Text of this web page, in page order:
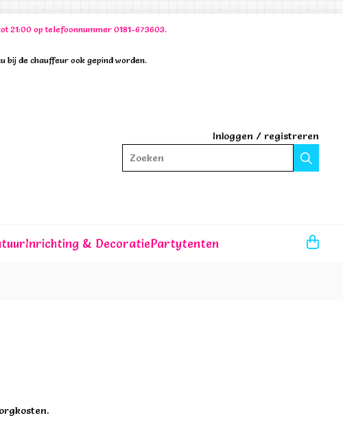
21:00 op telefoonnummer 0181-673603.
bij de chauffeur ook gepind worden.
Inloggen / registreren
Zoeken
Inrichting & DecoratiePartytenten